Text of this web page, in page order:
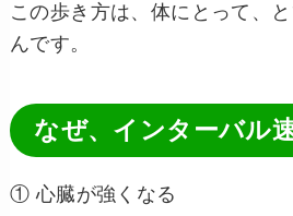
この歩き方は、体にとって、
んです。
なぜ、インターバル
① 心臓が強くなる